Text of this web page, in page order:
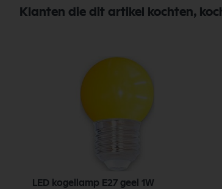
Klanten die dit artikel kochten,
LED kogellamp E27 geel 1W